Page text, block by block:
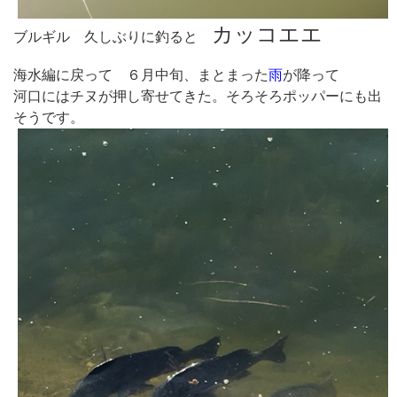
ブルギル 久しぶりに釣ると カッコエエ
海水編に戻って ６月中旬、まとまった雨が降って
河口にはチヌが押し寄せてきた。そろそろポッパーにも出
そうです。